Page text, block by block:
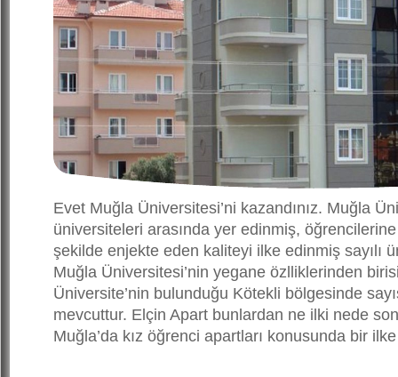
Evet Muğla Üniversitesi’ni kazandınız. Muğla
üniversiteleri arasında yer edinmiş,
şekilde enjekte eden kaliteyi ilke edinmiş sayılı
Muğla Üniversitesi’nin yegane özlliklerinden
Üniversite’nin bulunduğu Kötekli bölgesinde
mevcuttur. Elçin Apart bunlardan ne ilki nede
Muğla’da kız öğrenci apartları konusunda bir